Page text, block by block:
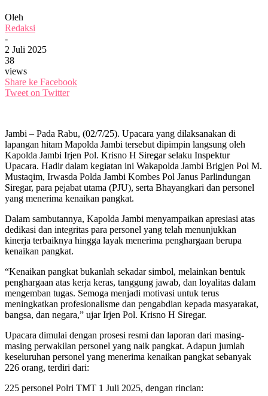
Oleh
Redaksi
-
2 Juli 2025
38
views
Share ke Facebook
Tweet on Twitter
Jambi – Pada Rabu, (02/7/25). Upacara yang dilaksanakan di
lapangan hitam Mapolda Jambi tersebut dipimpin langsung oleh
Kapolda Jambi Irjen Pol. Krisno H Siregar selaku Inspektur
Upacara. Hadir dalam kegiatan ini Wakapolda Jambi Brigjen Pol M.
Mustaqim, Irwasda Polda Jambi Kombes Pol Janus Parlindungan
Siregar, para pejabat utama (PJU), serta Bhayangkari dan personel
yang menerima kenaikan pangkat.
Dalam sambutannya, Kapolda Jambi menyampaikan apresiasi atas
dedikasi dan integritas para personel yang telah menunjukkan
kinerja terbaiknya hingga layak menerima penghargaan berupa
kenaikan pangkat.
“Kenaikan pangkat bukanlah sekadar simbol, melainkan bentuk
penghargaan atas kerja keras, tanggung jawab, dan loyalitas dalam
mengemban tugas. Semoga menjadi motivasi untuk terus
meningkatkan profesionalisme dan pengabdian kepada masyarakat,
bangsa, dan negara,” ujar Irjen Pol. Krisno H Siregar.
Upacara dimulai dengan prosesi resmi dan laporan dari masing-
masing perwakilan personel yang naik pangkat. Adapun jumlah
keseluruhan personel yang menerima kenaikan pangkat sebanyak
226 orang, terdiri dari:
225 personel Polri TMT 1 Juli 2025, dengan rincian: